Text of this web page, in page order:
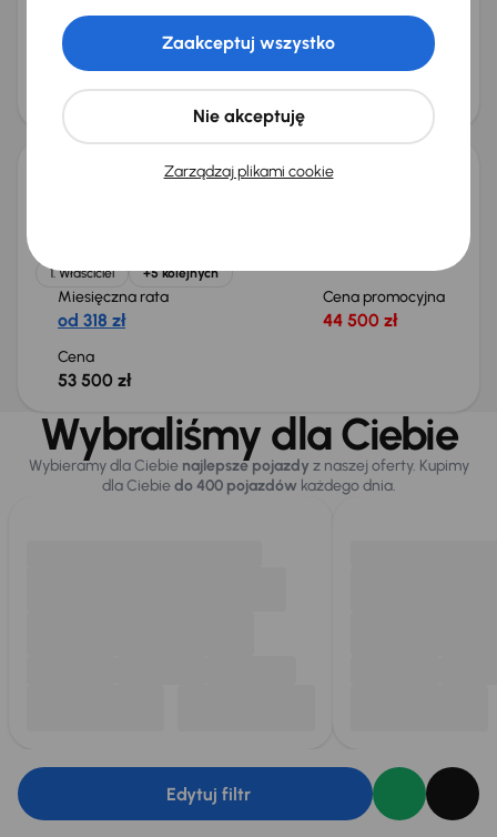
Miesięczna rata
od 405 zł
Cena promocyjna
56 900 zł
Cena
68 000 zł
1. Właściciel
+5 kolejnych
Miesięczna rata
od 318 zł
Cena promocyjna
44 500 zł
Cena
53 500 zł
Wybraliśmy dla Ciebie
Wybieramy dla Ciebie najlepsze pojazdy z naszej oferty. Kupimy
dla Ciebiedo 400 pojazdówkażdego dnia.
Edytuj filtr
Zarządzaj plikami cookie
Nie akceptuję
Zaakceptuj wszystko